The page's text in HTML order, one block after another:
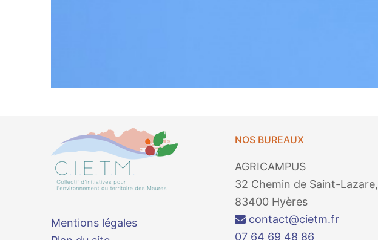
Mentions légales
NOS BUREAUX
AGRICAMPUS
32 Chemin de Saint-Lazare,
83400 Hyères
contact@cietm.fr
07 64 69 48 86